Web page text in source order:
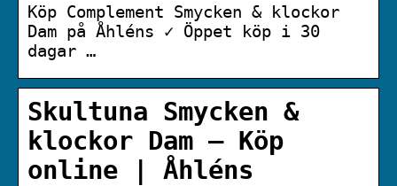
Köp Complement Smycken & klockor
Dam på Åhléns ✓ Öppet köp i 30
dagar …
Skultuna Smycken &
klockor Dam – Köp
online | Åhléns